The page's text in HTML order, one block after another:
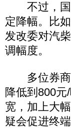
不过，国
定降幅。比
发改委对汽
调幅度。
多位券商
降低到800
宽，加上大
疑会促进终